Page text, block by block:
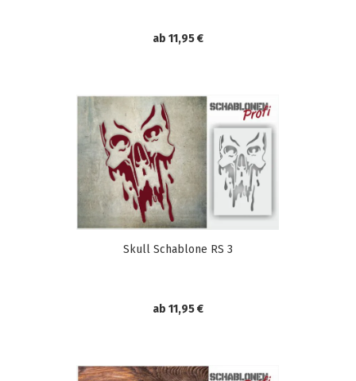
ab 11,95 €
Skull Schablone RS 3
ab 11,95 €